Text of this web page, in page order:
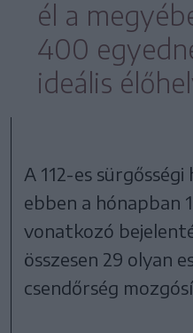
él a
400
ideális
A 112-es
ebben a hónapban
vonatkozó
összesen 29 olyan
csendőrség